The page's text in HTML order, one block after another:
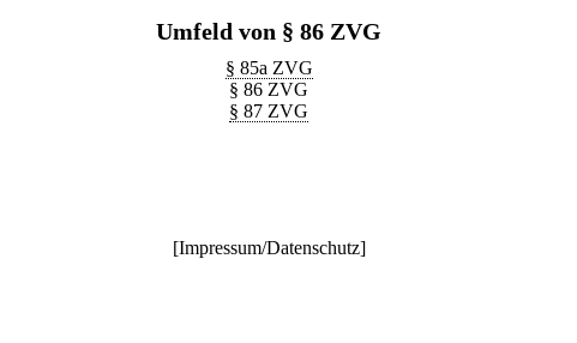
Umfeld von § 86 ZVG
§ 85a ZVG
§ 86 ZVG
§ 87 ZVG
[Impressum/Datenschutz]